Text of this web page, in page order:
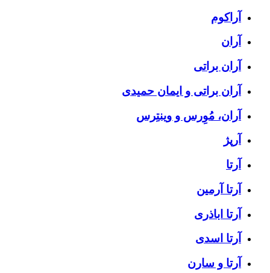
آراکوم
آران
آران براتی
آران براتی و ایمان حمیدی
آران، مُوِرس و وینتِرس
آرپژ
آرتا
آرتا آرمین
آرتا اباذری
آرتا اسدی
آرتا و سارن